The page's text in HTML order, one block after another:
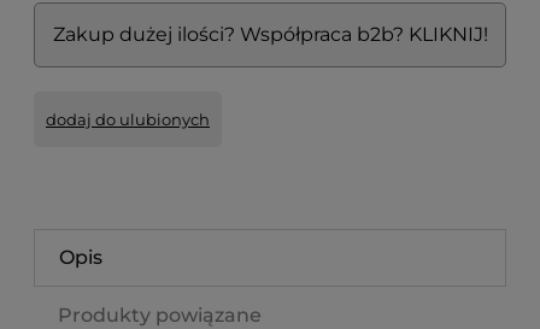
Zakup dużej ilości? Współpraca b2b? KLIKNIJ!
dodaj do ulubionych
Opis
Produkty powiązane